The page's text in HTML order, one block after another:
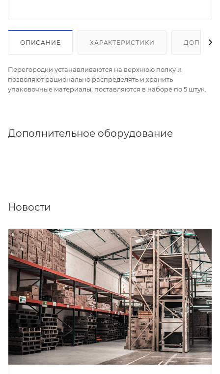
ОПИСАНИЕ ХАРАКТЕРИСТИКИ
Перегородки устанавливаются на верхнюю полку и
позволяют рационально распределять и хранить
упаковочные материалы, поставляются в наборе по 5 штук.
Дополнительное оборудование
Новости